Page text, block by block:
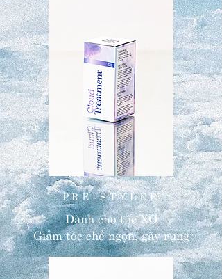
PRE-STYLER
Dành cho tóc XƠ
​Giảm tóc chẻ ngọn, gãy rụng